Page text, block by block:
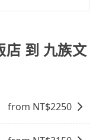
店 到 九族文
from NT$2250